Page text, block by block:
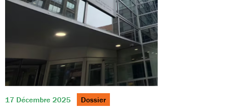
17 Décembre 2025 Dossier